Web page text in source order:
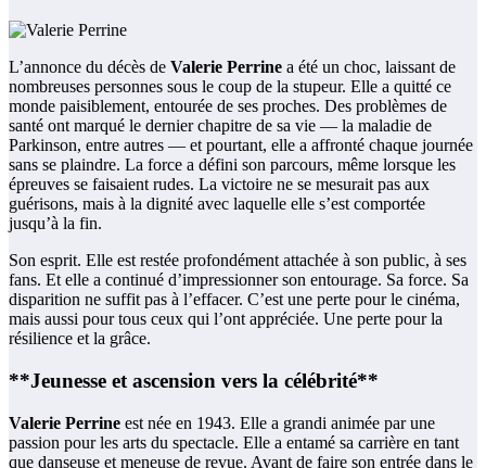
L’annonce du décès de Valerie Perrine a été un choc, laissant de
nombreuses personnes sous le coup de la stupeur. Elle a quitté ce
monde paisiblement, entourée de ses proches. Des problèmes de
santé ont marqué le dernier chapitre de sa vie — la maladie de
Parkinson, entre autres — et pourtant, elle a affronté chaque journée
sans se plaindre. La force a défini son parcours, même lorsque les
épreuves se faisaient rudes. La victoire ne se mesurait pas aux
guérisons, mais à la dignité avec laquelle elle s’est comportée
jusqu’à la fin.
Son esprit. Elle est restée profondément attachée à son public, à ses
fans. Et elle a continué d’impressionner son entourage. Sa force. Sa
disparition ne suffit pas à l’effacer. C’est une perte pour le cinéma,
mais aussi pour tous ceux qui l’ont appréciée. Une perte pour la
résilience et la grâce.
**Jeunesse et ascension vers la célébrité**
Valerie Perrine est née en 1943. Elle a grandi animée par une
passion pour les arts du spectacle. Elle a entamé sa carrière en tant
que danseuse et meneuse de revue. Avant de faire son entrée dans le